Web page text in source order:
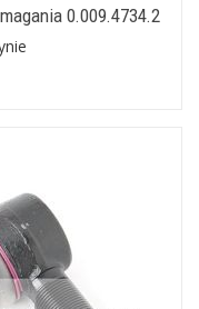
0.009.4734.2